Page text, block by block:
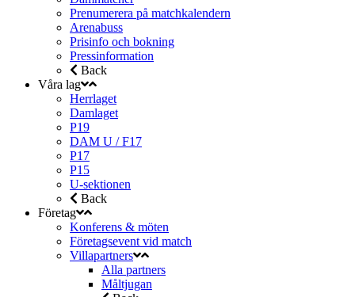
Prenumerera på matchkalendern
Arenabuss
Prisinfo och bokning
Pressinformation
Back
Våra lag
Herrlaget
Damlaget
P19
DAM U / F17
P17
P15
U-sektionen
Back
Företag
Konferens & möten
Företagsevent vid match
Villapartners
Alla partners
Måltjugan